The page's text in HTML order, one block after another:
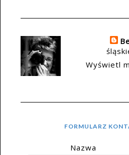
Wyświetl
FORMULARZ
Nazwa